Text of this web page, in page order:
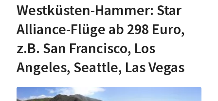
Westküsten-Hammer: Star
Alliance-Flüge ab 298 Euro,
z.B. San Francisco, Los
Angeles, Seattle, Las Vegas